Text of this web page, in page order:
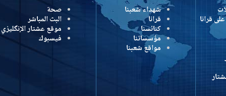
شهداء شعبنا
قرانا
كنائسنا
مؤسساتنا
مواقع شعبنا
صحة
البث المباشر
موقع عشتار الإنگليزي
فيسبوك